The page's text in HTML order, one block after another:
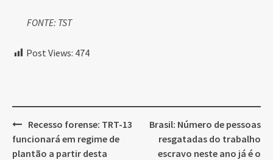
FONTE: TST
Post Views: 474
Post
navigation
Recesso forense: TRT-13
funcionará em regime de
plantão a partir desta
Brasil: Número de pessoas
resgatadas do trabalho
escravo neste ano já é o